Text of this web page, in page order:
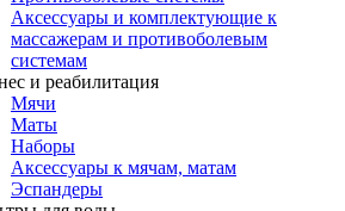
Аксессуары и комплектующие к
массажерам и противоболевым
системам
и реабилитация
Мячи
Маты
Наборы
Аксессуары к мячам, матам
Эспандеры